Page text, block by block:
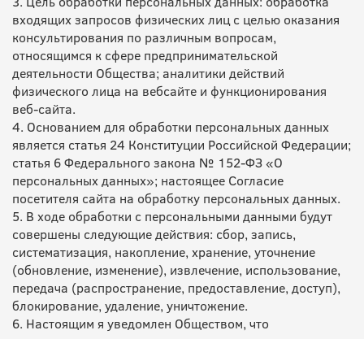
входящих запросов физических лиц с целью оказания
консультирования по различным вопросам,
относящимся к сфере предпринимательской
деятельности Общества; аналитики действий
физического лица на вебсайте и функционирования
веб-сайта.
4. Основанием для обработки персональных данных
является статья 24 Конституции Российской Федерации;
статья 6 Федерального закона № 152-ФЗ «О
персональных данных»; настоящее Согласие
посетителя сайта на обработку персональных данных.
5. В ходе обработки с персональными данными будут
совершены следующие действия: сбор, запись,
систематизация, накопление, хранение, уточнение
(обновление, изменение), извлечение, использование,
передача (распространение, предоставление, доступ),
блокирование, удаление, уничтожение.
6. Настоящим я уведомлен Обществом, что